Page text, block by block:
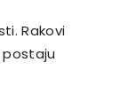
Rakovi